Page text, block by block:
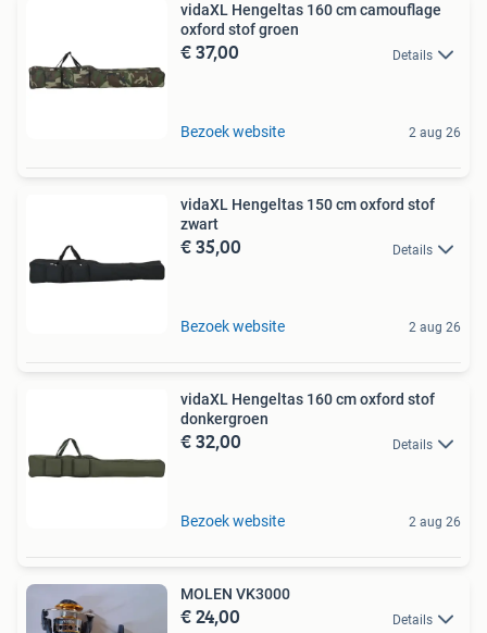
vidaXL Hengeltas 160 cm camouflage
oxford stof groen
€ 37,00 Details
Bezoek website 2 aug 26
vidaXL Hengeltas 150 cm oxford stof
zwart
€ 35,00 Details
Bezoek website 2 aug 26
vidaXL Hengeltas 160 cm oxford stof
donkergroen
€ 32,00 Details
Bezoek website 2 aug 26
MOLEN VK3000
€ 24,00 Details